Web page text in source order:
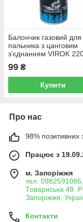
Балончик газовий для
пальника з цанговим
з'єднанням VIROK 220
99 ₴
Купити
Про нас
98% позитивних
Працює з
м. Запоріжжя
тел.
Товариська 49.
Запоріжжя,
Контакти